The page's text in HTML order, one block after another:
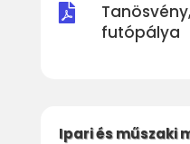

futópálya
Ipari és műszaki